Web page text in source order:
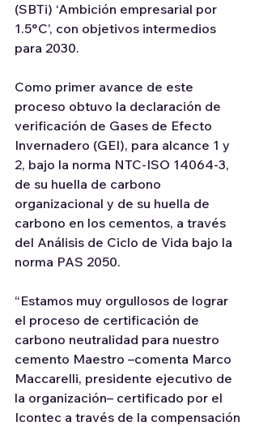
(SBTi) ‘Ambición empresarial por
1.5°C’, con objetivos intermedios
para 2030.
Como primer avance de este
proceso obtuvo la declaración de
verificación de Gases de Efecto
Invernadero (GEI), para alcance 1 y
2, bajo la norma NTC-ISO 14064-3,
de su huella de carbono
organizacional y de su huella de
carbono en los cementos, a través
del Análisis de Ciclo de Vida bajo la
norma PAS 2050.
“Estamos muy orgullosos de lograr
el proceso de certificación de
carbono neutralidad para nuestro
cemento Maestro –comenta Marco
Maccarelli, presidente ejecutivo de
la organización– certificado por el
Icontec a través de la compensación